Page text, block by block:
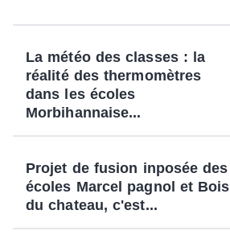
La météo des classes : la
réalité des thermomètres
dans les écoles
Morbihannaise...
Projet de fusion inposée des
écoles Marcel pagnol et Bois
du chateau, c'est...